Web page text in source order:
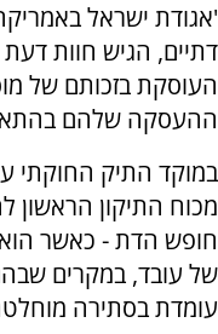
'אגודת ישראל
דתיים, הגיש חוות
העוסקת בזכותם של
ההעסקה שלהם בהתאם
במוקד התיק החוקתי
מכוח התיקון
חופש הדת - כאשר
של עובד, במקרים
עומדת בסתירה